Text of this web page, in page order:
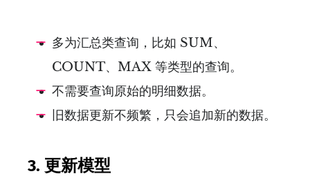
多为汇总类查询，比如 SUM、
COUNT、MAX 等类型的查询。
不需要查询原始的明细数据。
旧数据更新不频繁，只会追加新的数据。
3. 更新模型